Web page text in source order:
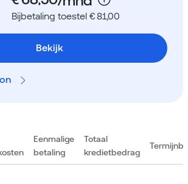
Bijbetaling toestel € 81,00
Bekijk
Eenmalige
betaling
Totaal
kredietbedrag